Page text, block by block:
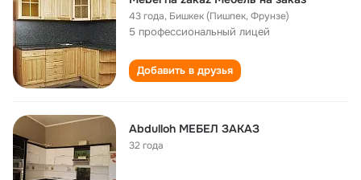
43 года, Бишкек (Пишпек, Фрунзе)
5 профессиональный лицей
Добавить в друзья
Abdulloh МЕБЕЛ ЗАКАЗ
32 года